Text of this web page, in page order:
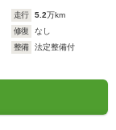
走行 5.2万km
修復
なし
整備
法定整備付